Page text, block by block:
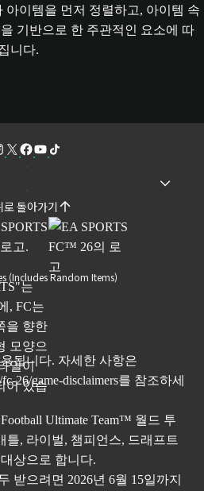
아이템을 먼저 정렬하고, 아이템 속
기반으로 한 주관적인 요소에 따
니다.
로 돌아가기
(Includes Random Items)
됩니다. 자세한 사항은
26/game-disclaimers를 참조하세
Ultimate Team™ 월드 투
틀, 라이벌, 챔피언스, 드래프트
상으로 합니다.
받으려면 2026년 6월 15일까지